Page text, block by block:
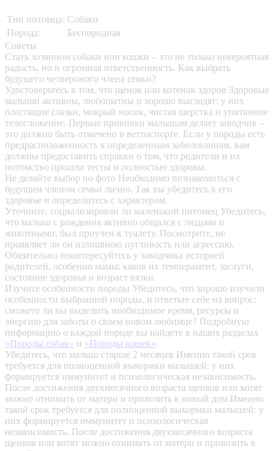
Тип питомца: Собаки
Порода:
Беспородная
Советы
Стать хозяином собаки или кошки – это не только невероятная
радость, но и огромная ответственность. Как выбрать
будущего четвероного члена семьи?
Удостоверьтесь в том, что щенок или котенок здоров Здоровые
малыши активны, любопытны и хорошо выглядят: у них
блестящие глазки, мокрый носик, чистая шерстка и упитанное
телосложение. Первые прививки малышам делает заводчик –
это должно быть отмечено в ветпаспорте. Если у породы есть
предрасположенность к определенным заболеваниям, вам
должны предоставить справки о том, что родители и их
потомство прошли тесты и полностью здоровы.
Не делайте выбор по фото Необходимо познакомиться с
будущим членом семьи лично. Так вы убедитесь в его
здоровье и определитесь с характером.
Уточните, социализирован ли маленький питомец Убедитесь,
что малыш с рождения активно общался с людьми и
животными, был приучен к туалету. Посмотрите, не
проявляет ли он излишнюю пугливость или агрессию.
Обязательно поинтересуйтесь у заводчика историей
родителей, особенно мамы: каков их темперамент, заслуги,
состояние здоровья и возраст вязки.
Изучите особенности породы Убедитесь, что хорошо изучили
особенности выбранной породы, и ответьте себе на вопрос:
сможете ли вы выделить необходимое время, ресурсы и
энергию для заботы о своем новом любимце? Подробную
информацию о каждой породе вы найдете в наших разделах
«Породы собак» и «Породы кошек».
Убедитесь, что малыш старше 2 месяцев Именно такой срок
требуется для полноценной выкормки малышей: у них
формируется иммунитет и психологическая независимость.
После достижения двухмесячного возраста щенков или котят
можно отнимать от матери и привозить в новый дом.Именно
такой срок требуется для полноценной выкормки малышей: у
них формируется иммунитет и психологическая
независимость. После достижения двухмесячного возраста
щенков или котят можно отнимать от матери и привозить в